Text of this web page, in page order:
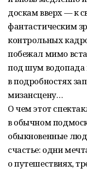
доскам вверх — к
фантастическим
контрольных
побежал мимо
под шум водопада
в подробностях
мизансцену…
О чем этот
в обычном
обыкновенные
счастье: одни
о путешествиях,